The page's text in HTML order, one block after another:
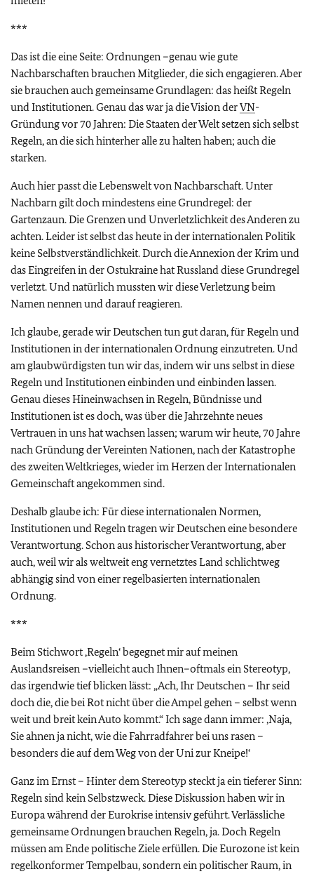
***
Das ist die eine Seite: Ordnungen –genau wie gute
Nachbarschaften brauchen Mitglieder, die sich engagieren. Aber
sie brauchen auch gemeinsame Grundlagen: das heißt Regeln
und Institutionen. Genau das war ja die Vision derVN-
Gründung vor 70 Jahren: Die Staaten der Welt setzen sich selbst
Regeln, an die sich hinterher alle zu halten haben; auch die
starken.
Auch hier passt die Lebenswelt von Nachbarschaft. Unter
Nachbarn gilt doch mindestens eine Grundregel: der
Gartenzaun. Die Grenzen und Unverletzlichkeit des Anderen zu
achten. Leider ist selbst das heute in der internationalen Politik
keine Selbstverständlichkeit. Durch die Annexion der Krim und
das Eingreifen in der Ostukraine hat Russland diese Grundregel
verletzt. Und natürlich mussten wir diese Verletzung beim
Namen nennen und darauf reagieren.
Ich glaube, gerade wir Deutschen tun gut daran, für Regeln und
Institutionen in der internationalen Ordnung einzutreten. Und
am glaubwürdigsten tun wir das, indem wir uns selbst in diese
Regeln und Institutionen einbinden und einbinden lassen.
Genau dieses Hineinwachsen in Regeln, Bündnisse und
Institutionen ist es doch, was über die Jahrzehnte neues
Vertrauen in uns hat wachsen lassen; warum wir heute, 70 Jahre
nach Gründung der Vereinten Nationen, nach der Katastrophe
des zweiten Weltkrieges, wieder im Herzen der Internationalen
Gemeinschaft angekommen sind.
Deshalb glaube ich: Für diese internationalen Normen,
Institutionen und Regeln tragen wir Deutschen eine besondere
Verantwortung. Schon aus historischer Verantwortung, aber
auch, weil wir als weltweit eng vernetztes Land schlichtweg
abhängig sind von einer regelbasierten internationalen
Ordnung.
***
Beim Stichwort ‚Regeln‘ begegnet mir auf meinen
Auslandsreisen –vielleicht auch Ihnen–oftmals ein Stereotyp,
das irgendwie tief blicken lässt: „Ach, Ihr Deutschen – Ihr seid
doch die, die bei Rot nicht über die Ampel gehen – selbst wenn
weit und breit kein Auto kommt.“ Ich sage dann immer: ‚Naja,
Sie ahnen ja nicht, wie die Fahrradfahrer bei uns rasen –
besonders die auf dem Weg von der Uni zur Kneipe!‘
Ganz im Ernst – Hinter dem Stereotyp steckt ja ein tieferer Sinn:
Regeln sind kein Selbstzweck. Diese Diskussion haben wir in
Europa während der Eurokrise intensiv geführt. Verlässliche
gemeinsame Ordnungen brauchen Regeln, ja. Doch Regeln
müssen am Ende politische Ziele erfüllen. Die Eurozone ist kein
regelkonformer Tempelbau, sondern ein politischer Raum, in